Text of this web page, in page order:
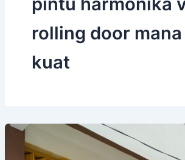
rolling door
kuat